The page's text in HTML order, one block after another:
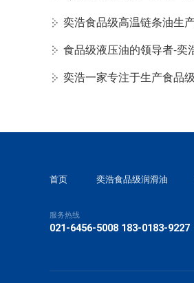
奕浩食品级高温链条油生
食品级液压油的领导者-奕
奕浩一家专注于生产食品
首页 奕浩食品级润滑油
服务热线
021-6456-5008 183-0183-9227